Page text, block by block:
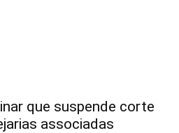
que suspende corte
associadas